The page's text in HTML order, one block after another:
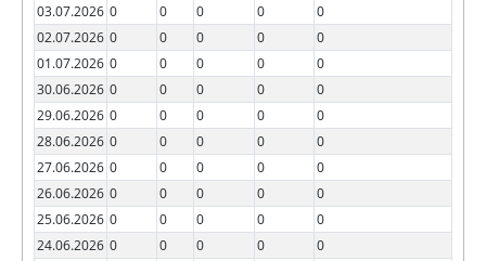
03.07.2026 0 0 0 0
0
02.07.2026 0 0 0 0
0
01.07.2026 0 0 0 0
0
30.06.2026 0 0 0 0
0
29.06.2026 0 0 0 0
0
28.06.2026 0 0 0 0
0
27.06.2026 0 0 0 0
0
26.06.2026 0 0 0 0
0
25.06.2026 0 0 0 0
0
24.06.2026 0 0 0 0
0